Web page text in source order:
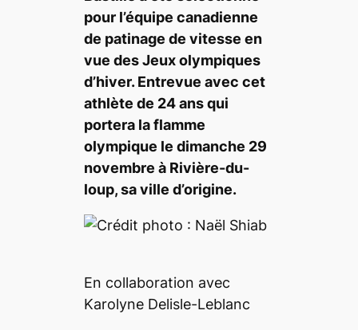
pour l’équipe canadienne
de patinage de vitesse en
vue des Jeux olympiques
d’hiver. Entrevue avec cet
athlète de 24 ans qui
portera la flamme
olympique le dimanche 29
novembre à Rivière-du-
loup, sa ville d’origine.
En collaboration avec
Karolyne Delisle-Leblanc